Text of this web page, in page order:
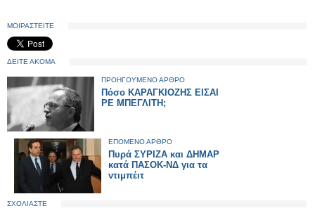
ΜΟΙΡΑΣΤΕΙΤΕ
ΔΕΙΤΕ ΑΚΟΜΑ
ΠΡΟΗΓΟΥΜΕΝΟ ΑΡΘΡΟ
Πόσο ΚΑΡΑΓΚΙΟΖΗΣ ΕΙΣΑΙ
ΡΕ ΜΠΕΓΛΙΤΗ;
ΕΠΟΜΕΝΟ ΑΡΘΡΟ
Πυρά ΣΥΡΙΖΑ και ΔΗΜΑΡ
κατά ΠΑΣΟΚ-ΝΔ για τα
ντιμπέιτ
ΣΧΟΛΙΑΣΤΕ